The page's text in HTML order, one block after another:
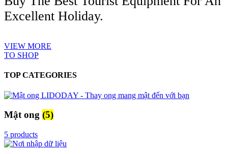
Excellent Holiday.
VIEW MORE
TO SHOP
TOP CATEGORIES
Mật ong (5)
5 products